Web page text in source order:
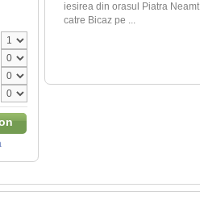
iesirea din orasul Piatra Neamt
catre Bicaz pe ...